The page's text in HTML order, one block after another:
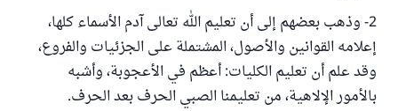
2- وذهب بعضهم إلى أن تعليم الله تعالى آدم الأسماء كلها،
إعلامه القوانين والأصول، المشتملة على الجزئيات والفروع،
وقد علم أن تعليم الكليات: أعظم في الأعجوبة، وأشبه
بالأمور الإلاهية، من تعليمنا الصبي الحرف بعد الحرف.